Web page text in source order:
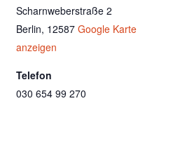
Scharnweberstraße 2
Berlin, 12587 Google Karte
anzeigen
Telefon
030 654 99 270